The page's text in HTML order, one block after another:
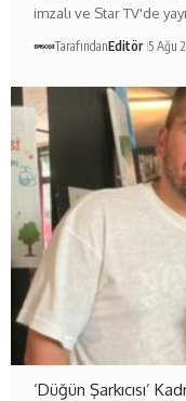
imzalı ve Star TV'de
TarafındanEditör 5 Ağu
‘Düğün Şarkıcısı’